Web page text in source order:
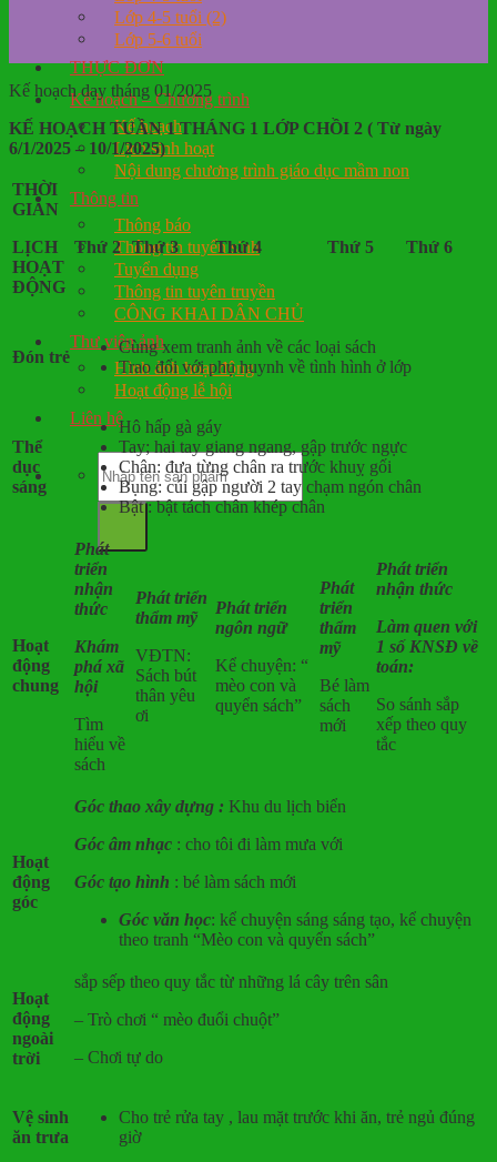
Lớp 4-5 tuổi (2)
Lớp 5-6 tuổi
THỰC ĐƠN
Kế hoạch – Chương trình
Kế hoạch
Lịch sinh hoạt
Nội dung chương trình giáo dục mầm non
Thông tin
Thông báo
Thông tin tuyển sinh
Tuyển dụng
Thông tin tuyên truyền
CÔNG KHAI DÂN CHỦ
Thư viện ảnh
Hình ảnh hoạt động
Hoạt động lễ hội
Liên hệ
Kế hoạch dạy tháng 01/2025
KẾ HOẠCH TUẦN 1 THÁNG 1 LỚP CHỒI 2 ( Từ ngày
6/1/2025 – 10/1/2025)
THỜI
GIAN
LỊCH
HOẠT
ĐỘNG
Thứ 2 Thứ 3 Thứ 4 Thứ 5 Thứ 6
Đón trẻ
Cùng xem tranh ảnh về các loại sách
Trao đổi với phụ huynh về tình hình ở lớp
Thể
dục
sáng
Hô hấp gà gáy
Tay; hai tay giang ngang, gập trước ngực
Chân: đưa từng chân ra trước khuỵ gối
Bụng: cúi gập người 2 tay chạm ngón chân
Bật : bật tách chân khép chân
Hoạt
động
chung
Phát
triển
nhận
thức
Khám
phá xã
hội
Tìm
hiểu về
sách
Phát triển
thẩm mỹ
VĐTN:
Sách bút
thân yêu
ơi
Phát triển
ngôn ngữ
Kể chuyện: “
mèo con và
quyển sách”
Phát
triển
thẩm
mỹ
Bé làm
sách
mới
Phát triển
nhận thức
Làm quen với
1 số KNSĐ về
toán:
So sánh sắp
xếp theo quy
tắc
Hoạt
động
góc
Góc thao xây dựng : Khu du lịch biển
Góc âm nhạc : cho tôi đi làm mưa với
Góc tạo hình : bé làm sách mới
Góc văn học: kể chuyện sáng sáng tạo, kể chuyện
theo tranh “Mèo con và quyển sách”
Hoạt
động
ngoài
trời
sắp sếp theo quy tắc từ những lá cây trên sân
– Trò chơi “ mèo đuổi chuột”
– Chơi tự do
Vệ sinh
ăn trưa
Cho trẻ rửa tay , lau mặt trước khi ăn, trẻ ngủ đúng
giờ